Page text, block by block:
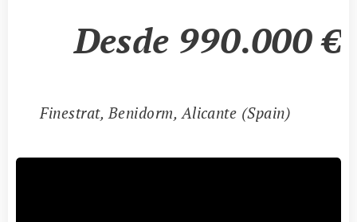
Desde 990.000 €
📍Finestrat, Benidorm, Alicante (Spain)